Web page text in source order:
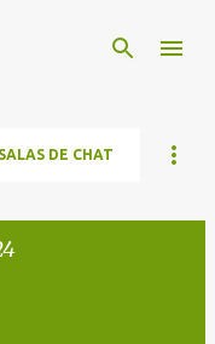
SALAS DE CHAT